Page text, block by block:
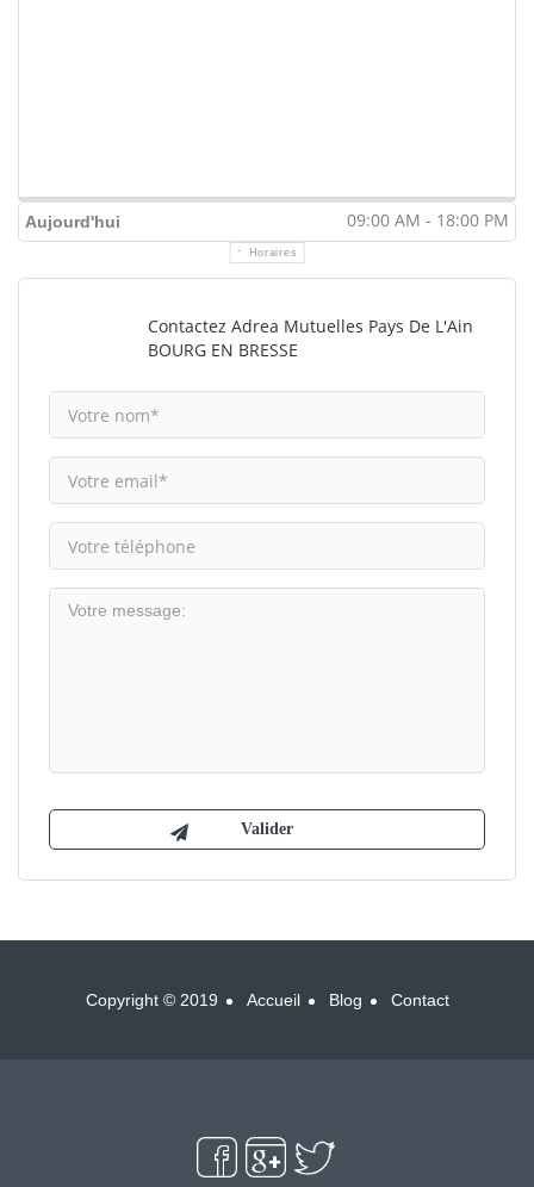
Aujourd'hui 09:00 AM - 18:00 PM
Horaires
Contactez Adrea Mutuelles Pays De L'Ain
BOURG EN BRESSE
Copyright © 2019 Accueil Blog Contact